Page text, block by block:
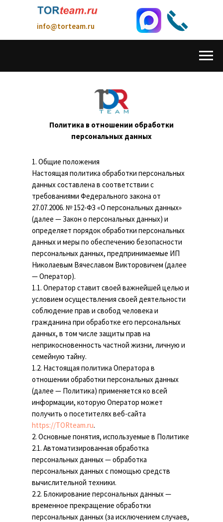
Технологическое Оборудование и Решения
для повышения эффективности производства
info@torteam.ru
8(962) 723-90-91
1. Общие положения
Настоящая политика обработки персональных
данных составлена в соответствии с
требованиями Федерального закона от
27.07.2006. № 152-ФЗ «О персональных данных»
(далее — Закон о персональных данных) и
определяет порядок обработки персональных
данных и меры по обеспечению безопасности
персональных данных, предпринимаемые ИП
Николаевым Вячеславом Викторовичем (далее
— Оператор).
1.1. Оператор ставит своей важнейшей целью и
условием осуществления своей деятельности
соблюдение прав и свобод человека и
гражданина при обработке его персональных
данных, в том числе защиты прав на
неприкосновенность частной жизни, личную и
семейную тайну.
1.2. Настоящая политика Оператора в
отношении обработки персональных данных
(далее — Политика) применяется ко всей
информации, которую Оператор может
получить о посетителях веб-сайта
https://TORteam.ru.
2. Основные понятия, используемые в Политике
2.1. Автоматизированная обработка
персональных данных — обработка
персональных данных с помощью средств
вычислительной техники.
2.2. Блокирование персональных данных —
временное прекращение обработки
персональных данных (за исключением случаев,
Политика в отношении обработки
персональных данных